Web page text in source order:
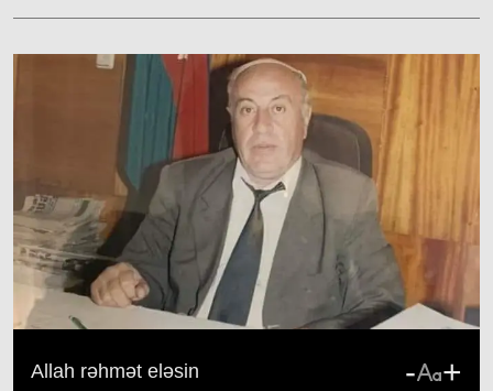
Allah rəhmət eləsin - +